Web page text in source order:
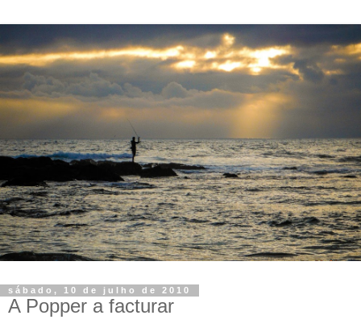
sábado, 10 de julho de 2010
A Popper a facturar